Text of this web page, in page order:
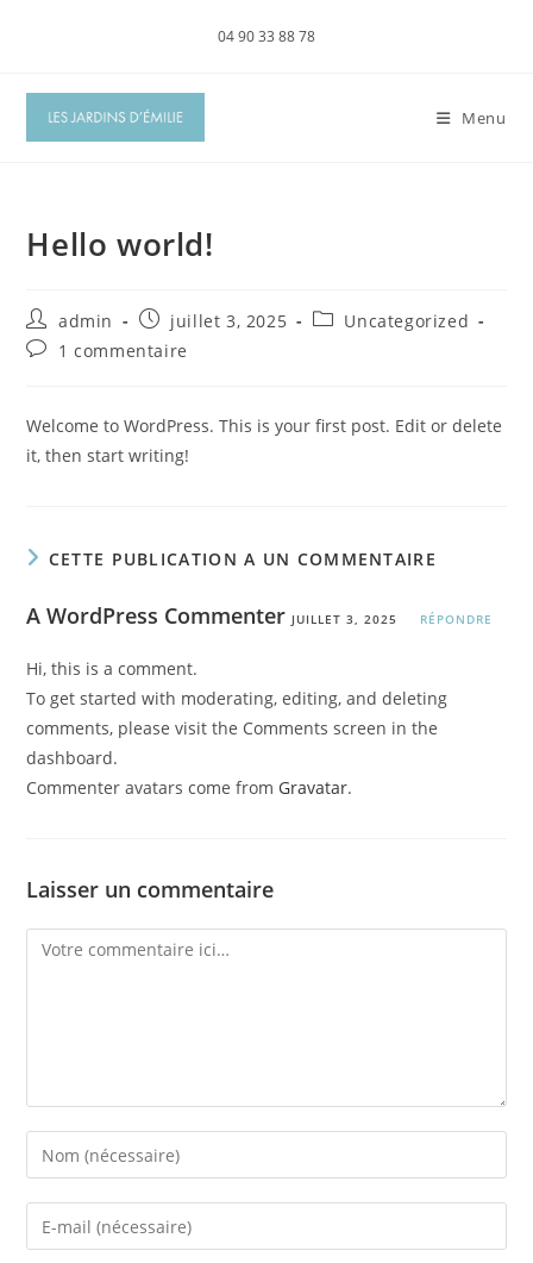
04 90 33 88 78
Menu
Hello world!
Auteur/autrice
de
la
admin
Publication
publiée :
juillet 3, 2025
PostUncategorized
Commentaires
publication :
1 commentaire
Welcome to WordPress. This is your first post. Edit or delete
it, then start writing!
CETTE PUBLICATION A UN COMMENTAIRE
A WordPress Commenter JUILLET 3, 2025 RÉPONDRE
Hi, this is a comment.
To get started with moderating, editing, and deleting
comments, please visit the Comments screen in the
dashboard.
Commenter avatars come from Gravatar.
Laisser un commentaire
Comment
Enter
your
name
Enter
your